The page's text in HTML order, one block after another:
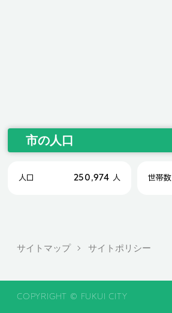
市の人口
人口 250,974 人 世帯数
サイトマップ サイトポリシー
COPYRIGHT © FUKUI CITY